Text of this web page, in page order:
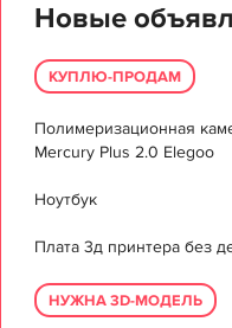
Новые
КУПЛЮ-ПРОДАМ
Полимеризационная
Mercury Plus 2.0 Elegoo
Ноутбук
Плата 3д принтера без
НУЖНА 3D-МОДЕЛЬ